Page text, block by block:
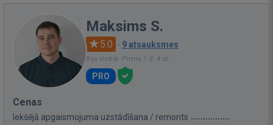
Maksims S.
5.0 · 9 atsauksmes
Bija vietnē: Pirms 1 d. 4 st.
PRO
Cenas
Iekšējā apgaismojuma uzstādīšana / remonts